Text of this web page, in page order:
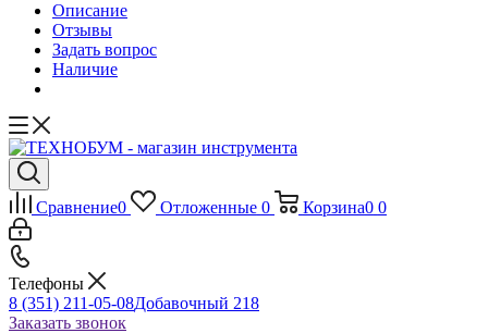
Описание
Отзывы
Задать вопрос
Наличие
Сравнение0 Отложенные 0 Корзина0 0
Телефоны
8 (351) 211-05-08Добавочный 218
Заказать звонок